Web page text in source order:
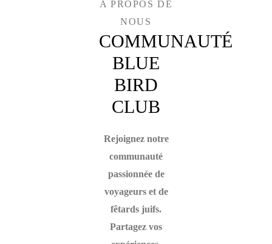
A PROPOS DE
NOUS
COMMUNAUTÉ
BLUE
BIRD
CLUB
Rejoignez notre
communauté
passionnée de
voyageurs et de
fêtards juifs.
Partagez vos